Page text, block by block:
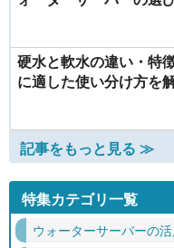
硬水と軟水の違い・特
に適した使い分け方を
記事をもっと見る ≫
特集カテゴリ一覧
ウォーターサーバーの